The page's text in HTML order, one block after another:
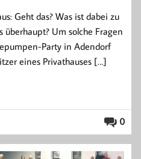
Geht das? Was ist dabei zu
überhaupt? Um solche Fragen
Party in Adendorf
eines Privathauses […]
0